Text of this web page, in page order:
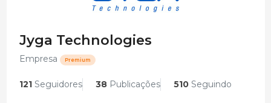
Jyga Technologies
Empresa Premium
121Seguidores 38Publicações 510Seguindo